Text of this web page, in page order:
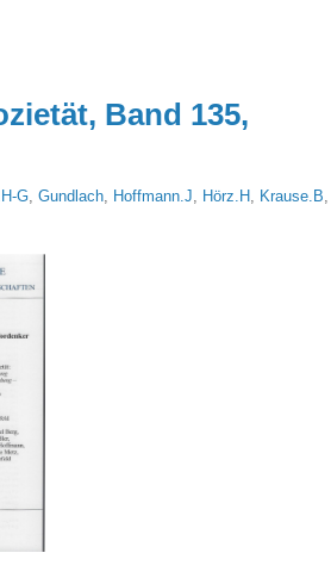
Band 135,
G, Gundlach, Hoffmann.J, Hörz.H , Krause.B,